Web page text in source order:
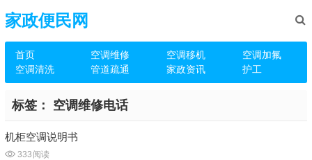
家政便民网
首页 空调维修 空调移机
空调加氟
空调清洗
管道疏通 家政资讯 护工
标签： 空调维修电话
机柜空调说明书
333 阅读